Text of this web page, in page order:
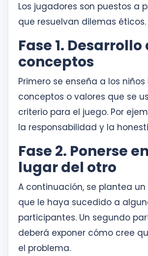
Los jugadores son puestos a
que resuelvan dilemas éticos.
Fase 1. Desarrollo
conceptos
Primero se enseña a los niños
conceptos o valores que se
criterio para el juego. Por
la responsabilidad y la
Fase 2. Ponerse
lugar del otro
A continuación, se plantea
que le haya sucedido a
participantes. Un segundo
deberá exponer cómo cree
el problema.